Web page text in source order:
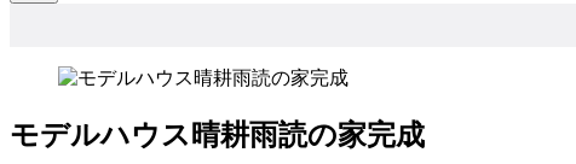
モデルハウス晴耕雨読の家完成